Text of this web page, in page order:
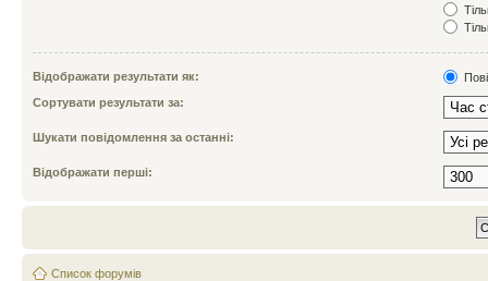
Відображати результати як:
Сортувати результати за:
Шукати повідомлення за останні:
Відображати перші:
Список форумів